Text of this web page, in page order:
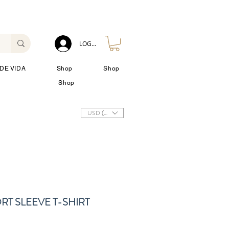
VIDA Shop
Shop
Shop
LOG IN
USD ($)
SLEEVE T-SHIRT